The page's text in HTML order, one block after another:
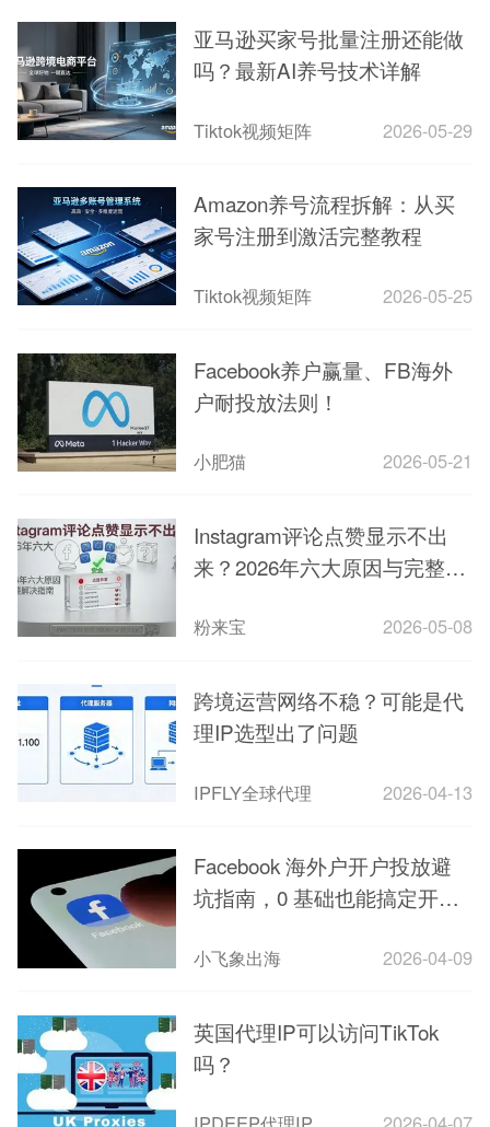
亚马逊买家号批量注册还能做
吗？最新AI养号技术详解
Tiktok视频矩阵 2026-05-29
Amazon养号流程拆解：从买
家号注册到激活完整教程
Tiktok视频矩阵 2026-05-25
Facebook养户赢量、FB海外
户耐投放法则！
小肥猫 2026-05-21
Instagram评论点赞显示不出
来？2026年六大原因与完整解
粉来宝 2026-05-08
跨境运营网络不稳？可能是代
理IP选型出了问题
IPFLY全球代理 2026-04-13
Facebook 海外户开户投放避
坑指南，0 基础也能搞定开户
小飞象出海 2026-04-09
英国代理IP可以访问TikTok
吗？